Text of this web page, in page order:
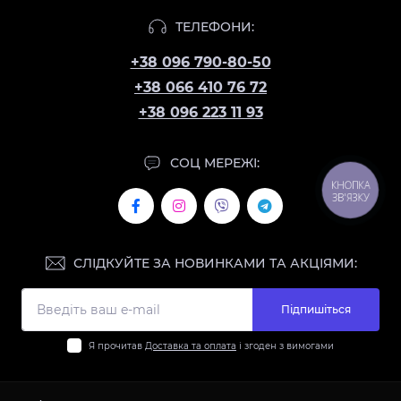
ТЕЛЕФОНИ:
+38 096 790-80-50
+38 066 410 76 72
+38 096 223 11 93
СОЦ МЕРЕЖІ:
СЛІДКУЙТЕ ЗА НОВИНКАМИ ТА АКЦІЯМИ:
Підпишіться
Я прочитав Доставка та оплата і згоден з вимогами
КНОПКА
ЗВ'ЯЗКУ